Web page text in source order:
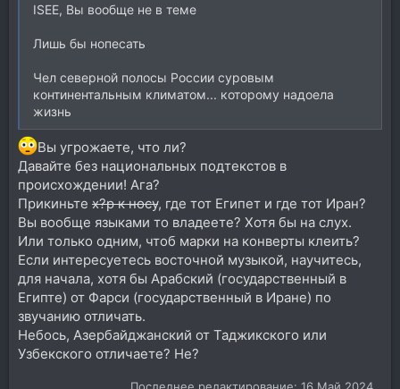
ISEE, Вы вообще не в теме
Лишь бы нопесать
Чел северной полосы России суровым
континентальным климатом... которому надоела
жизнь
Вы угрожаете, что ли?
Давайте без национальных подтекстов в
происхождении! Ага?
Прикиньте х?р к носу, где тот Египет и где тот Иран?
Вы вообще языками то владеете? Хотя бы на слух.
Или только одним, чтоб марки на конверты клеить?
Если интересуетесь восточной музыкой, научитесь,
для начала, хотя бы Арабский (государственный в
Египте) от Фарси (государственный в Иране) по
звучанию отличать.
Небось, Азербайджанский от Таджикского или
Узбекского отличаете? Не?
Последнее редактирование: 16 Май 2024